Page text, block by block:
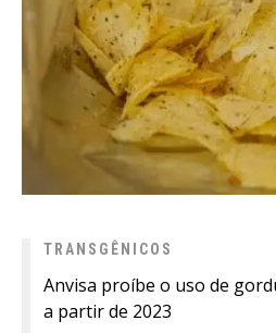
TRANSGÊNICOS
Anvisa proíbe o uso de
a partir de 2023